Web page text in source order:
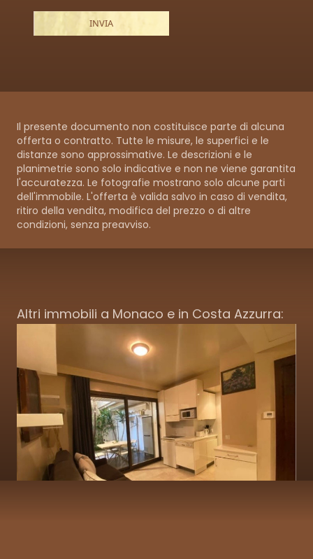
Il presente documento non costituisce parte di alcuna
offerta o contratto. Tutte le misure, le superfici e le
distanze sono approssimative. Le descrizioni e le
planimetrie sono solo indicative e non ne viene garantita
l'accuratezza. Le fotografie mostrano solo alcune parti
dell'immobile. L'offerta è valida salvo in caso di vendita,
ritiro della vendita, modifica del prezzo o di altre
condizioni, senza preavviso.
Altri immobili a Monaco e in Costa Azzurra: